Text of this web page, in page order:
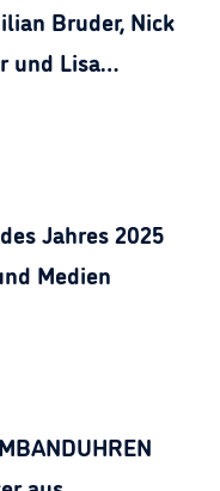
Bruder, Nick
und Lisa
Jahres 2025
Medien